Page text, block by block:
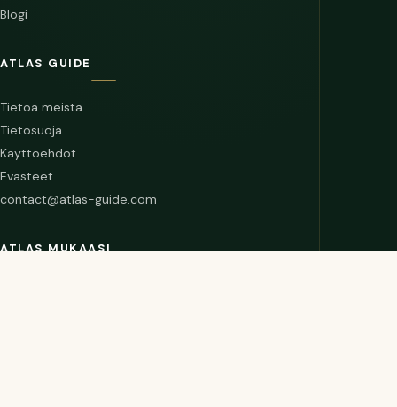
Blogi
ATLAS GUIDE
Tietoa meistä
Tietosuoja
Käyttöehdot
Evästeet
contact@atlas-guide.com
ATLAS MUKAASI